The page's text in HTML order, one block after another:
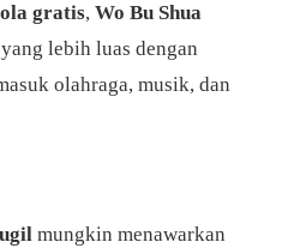
gratis,Wo Bu Shua
lebih luas dengan
olahraga, musik, dan
mungkin menawarkan